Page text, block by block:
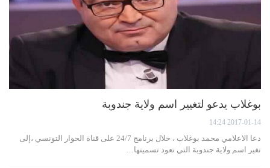
بوغلاب يدعو لتغيير اسم ولاية جندوبة
2017-01-14 14:24
دعا الاعلامي محمد بوغلاب ، خلال برنامج 24/7 على قناة الحوار التونسي ،إلى
تغير اسم ولاية جندوبة التي تعود تسميتها…